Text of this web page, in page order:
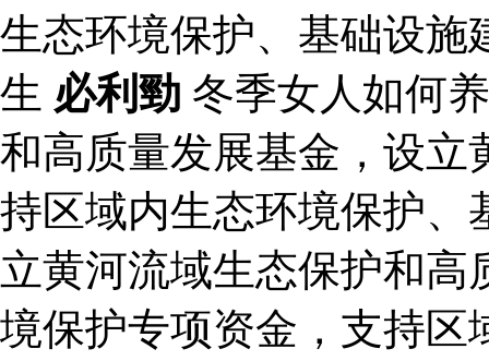
生态环境保护、基础设施
生 必利勁 冬季女人如何
和高质量发展基金，设立
持区域内生态环境保护、
立黄河流域生态保护和
境保护专项资金，支持区